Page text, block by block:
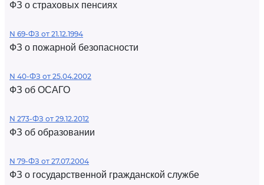
ФЗ о страховых пенсиях
N 69-ФЗ от 21.12.1994
ФЗ о пожарной безопасности
N 40-ФЗ от 25.04.2002
ФЗ об ОСАГО
N 273-ФЗ от 29.12.2012
ФЗ об образовании
N 79-ФЗ от 27.07.2004
ФЗ о государственной гражданской службе